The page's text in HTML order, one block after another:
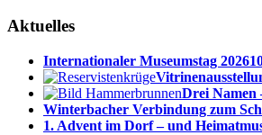
Aktuelles
Internationaler Museumstag 2026
Drei Namen
Winterbacher Verbindung zum
1. Advent im Dorf – und